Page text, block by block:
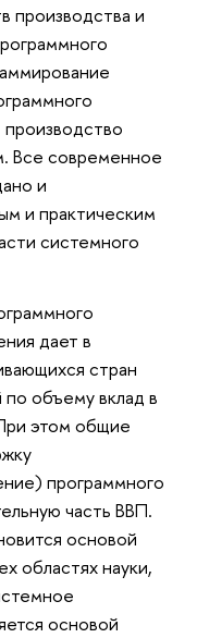
производства и
Все современное
и
и практическим
системного
дает в
стран
объему вклад в
этом общие
программного
часть ВВП.
основой
областях науки,
основой